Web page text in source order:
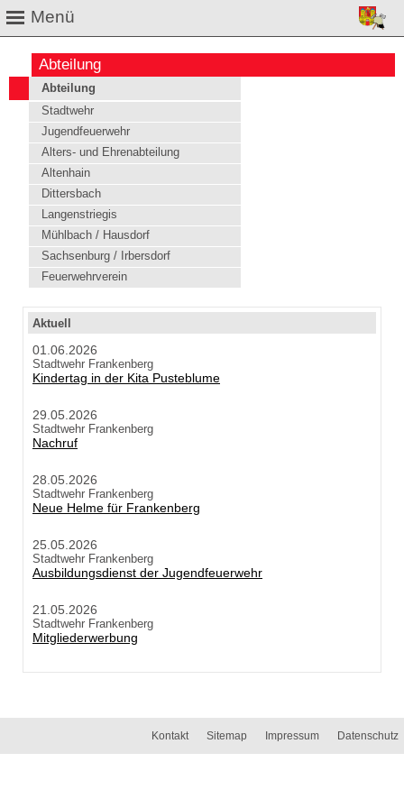
Menü
Abteilung
Abteilung
Stadtwehr
Jugendfeuerwehr
Alters- und Ehrenabteilung
Altenhain
Dittersbach
Langenstriegis
Mühlbach / Hausdorf
Sachsenburg / Irbersdorf
Feuerwehrverein
Aktuell
01.06.2026
Stadtwehr Frankenberg
Kindertag in der Kita Pusteblume
29.05.2026
Stadtwehr Frankenberg
Nachruf
28.05.2026
Stadtwehr Frankenberg
Neue Helme für Frankenberg
25.05.2026
Stadtwehr Frankenberg
Ausbildungsdienst der Jugendfeuerwehr
21.05.2026
Stadtwehr Frankenberg
Mitgliederwerbung
Kontakt Sitemap Impressum Datenschutz